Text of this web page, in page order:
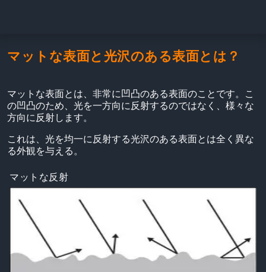
マットな表面と光沢のある表面とは？
マットな表面とは、非常に凹凸のある表面のことです。こ
の凹凸のため、光を一方向に反射するのではなく、様々な
方向に反射します。
これは、光を均一に反射する光沢のある表面とは全く異な
る外観を与える。
マットな反射